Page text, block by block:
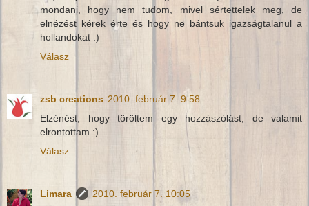
mondani, hogy nem tudom, mivel sértettelek meg, de
elnézést kérek érte és hogy ne bántsuk igazságtalanul a
hollandokat :)
Válasz
zsb creations 2010. február 7. 9:58
Elzénést, hogy töröltem egy hozzászólást, de valamit
elrontottam :)
Válasz
Limara
2010. február 7. 10:05